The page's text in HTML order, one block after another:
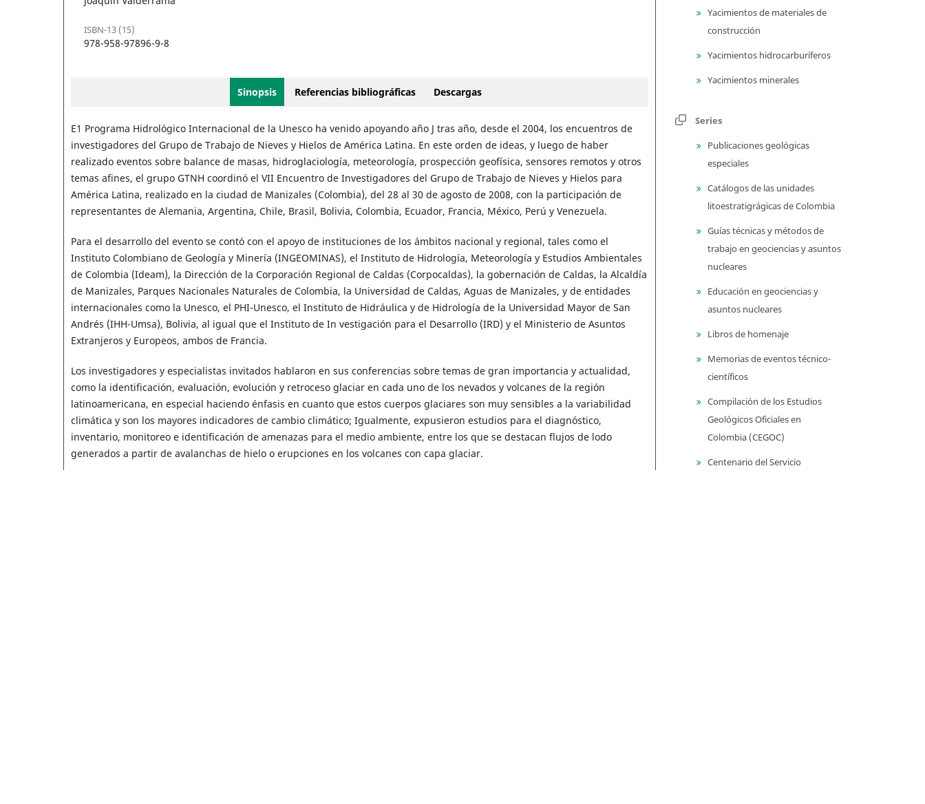
ISBN-13 (15)
978-958-97896-9-8
Sinopsis Referencias bibliográficas Descargas
E1 Programa Hidrológico Internacional de la Unesco ha venido apoyando año J tras año, desde el 2004, los encuentros de
investigadores del Grupo de Trabajo de Nieves y Hielos de América Latina. En este orden de ideas, y luego de haber
realizado eventos sobre balance de masas, hidroglaciología, meteorología, prospección geofísica, sensores remotos y otros
temas afines, el grupo GTNH coordinó el VII Encuentro de Investigadores del Grupo de Trabajo de Nieves y Hielos para
América Latina, realizado en la ciudad de Manizales (Colombia), del 28 al 30 de agosto de 2008, con la participación de
representantes de Alemania, Argentina, Chile, Brasil, Bolivia, Colombia, Ecuador, Francia, México, Perú y Venezuela.
Para el desarrollo del evento se contó con el apoyo de instituciones de los ámbitos nacional y regional, tales como el
Instituto Colombiano de Geología y Minería (INGEOMINAS), el Instituto de Hidrología, Meteorología y Estudios Ambientales
de Colombia (Ideam), la Dirección de la Corporación Regional de Caldas (Corpocaldas), la gobernación de Caldas, la Alcaldía
de Manizales, Parques Nacionales Naturales de Colombia, la Universidad de Caldas, Aguas de Manizales, y de entidades
internacionales como la Unesco, el PHI-Unesco, el Instituto de Hidráulica y de Hidrología de la Universidad Mayor de San
Andrés (IHH-Umsa), Bolivia, al igual que el Instituto de In vestigación para el Desarrollo (IRD) y el Ministerio de Asuntos
Extranjeros y Europeos, ambos de Francia.
Los investigadores y especialistas invitados hablaron en sus conferencias sobre temas de gran importancia y actualidad,
como la identificación, evaluación, evolución y retroceso glaciar en cada uno de los nevados y volcanes de la región
latinoamericana, en especial haciendo énfasis en cuanto que estos cuerpos glaciares son muy sensibles a la variabilidad
climática y son los mayores indicadores de cambio climático; Igualmente, expusieron estudios para el diagnóstico,
inventario, monitoreo e identificación de amenazas para el medio ambiente, entre los que se destacan flujos de lodo
generados a partir de avalanchas de hielo o erupciones en los volcanes con capa glaciar.
Yacimientos de materiales de
construcción
Yacimientos hidrocarburíferos
Yacimientos minerales
Series
Publicaciones geológicas
especiales
Catálogos de las unidades
litoestratigrágicas de Colombia
Guías técnicas y métodos de
trabajo en geociencias y asuntos
nucleares
Educación en geociencias y
asuntos nucleares
Libros de homenaje
Memorias de eventos técnico-
científicos
Compilación de los Estudios
Geológicos Oficiales en
Colombia (CEGOC)
Centenario del Servicio